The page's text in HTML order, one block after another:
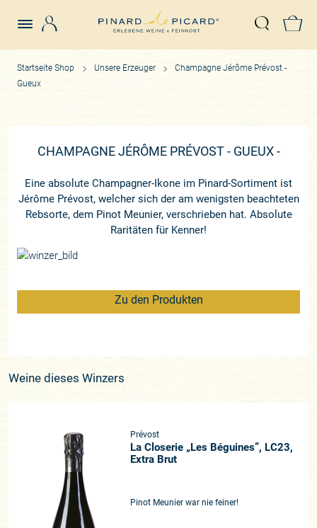
Suche
Startseite Shop Unsere Erzeuger
Champagne Jérôme Prévost -
Gueux
CHAMPAGNE JÉRÔME PRÉVOST - GUEUX -
Eine absolute Champagner-Ikone im Pinard-Sortiment ist
Jérôme Prévost, welcher sich der am wenigsten beachteten
Rebsorte, dem Pinot Meunier, verschrieben hat. Absolute
Raritäten für Kenner!
Zu den Produkten
Weine dieses Winzers
Prévost
La Closerie „Les Béguines”, LC23,
Extra Brut
Pinot Meunier war nie feiner!